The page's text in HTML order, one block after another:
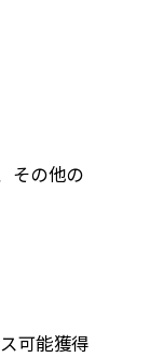
その他の
可能獲得